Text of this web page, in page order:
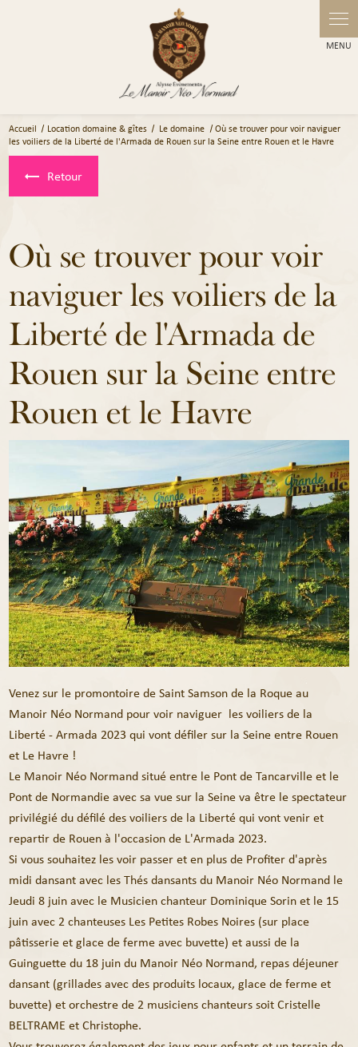
Accueil Location domaine & gîtes Le domaine
Où se trouver pour voir naviguer
les voiliers de la Liberté de l'Armada de Rouen sur la Seine entre Rouen et le Havre
Retour
Où se trouver pour voir
naviguer les voiliers de la
Liberté de l'Armada de
Rouen sur la Seine entre
Rouen et le Havre
Venez sur le promontoire de Saint Samson de la Roque au
Manoir Néo Normand pour voir naviguer les voiliers de la
Liberté - Armada 2023 qui vont défiler sur la Seine entre Rouen
et Le Havre !
Le Manoir Néo Normand situé entre le Pont de Tancarville et le
Pont de Normandie avec sa vue sur la Seine va être le spectateur
privilégié du défilé des voiliers de la Liberté qui vont venir et
repartir de Rouen à l'occasion de L'Armada 2023.
Si vous souhaitez les voir passer et en plus de Profiter d'après
midi dansant avec les Thés dansants du Manoir Néo Normand le
Jeudi 8 juin avec le Musicien chanteur Dominique Sorin et le 15
juin avec 2 chanteuses Les Petites Robes Noires (sur place
pâtisserie et glace de ferme avec buvette) et aussi de la
Guinguette du 18 juin du Manoir Néo Normand, repas déjeuner
dansant (grillades avec des produits locaux, glace de ferme et
buvette) et orchestre de 2 musiciens chanteurs soit Cristelle
BELTRAME et Christophe.